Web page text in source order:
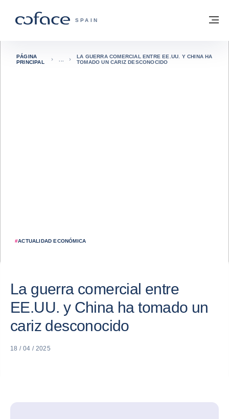
COFACE - FOR TRADE
SPAIN
Volver a la página principal
#ACTUALIDAD ECONÓMICA
PÁGINA
PRINCIPAL
LA GUERRA COMERCIAL ENTRE EE.UU. Y CHINA HA
TOMADO UN CARIZ DESCONOCIDO
La guerra comercial entre
EE.UU. y China ha tomado un
cariz desconocido
18 / 04 / 2025